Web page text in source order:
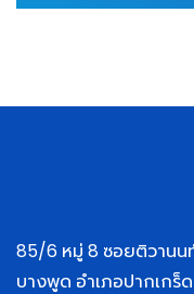
85/6 หมู่ 8 ซอยติวานน
บางพูด อำเภอปากเกร็